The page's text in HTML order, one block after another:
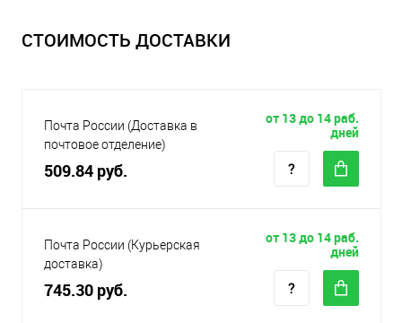
СТОИМОСТЬ ДОСТАВКИ
Почта России (Доставка в
почтовое отделение)
509.84 руб.
от 13 до 14 раб.
дней
Почта России (Курьерская
доставка)
745.30 руб.
от 13 до 14 раб.
дней